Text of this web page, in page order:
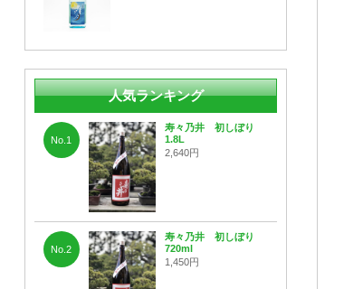
人気ランキング
No.1
寿々乃井 初しぼり
1.8L
2,640円
No.2
寿々乃井 初しぼり
720ml
1,450円